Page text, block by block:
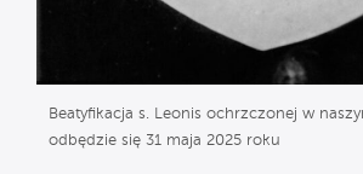
Beatyfikacja s. Leonis ochrzczonej w
odbędzie się 31 maja 2025 roku